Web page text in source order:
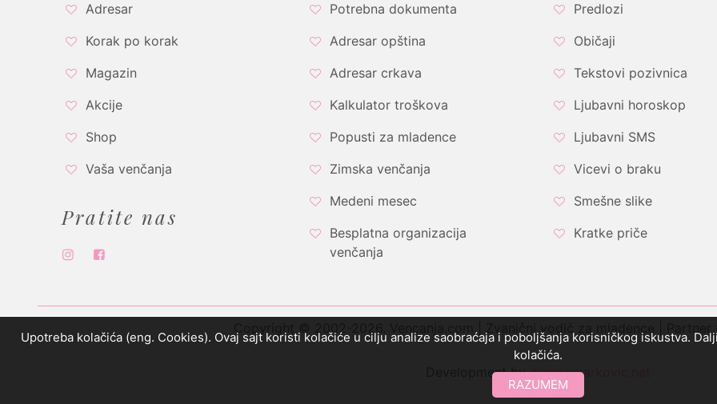
Adresar
Korak po korak
Magazin
Akcije
Shop
Vaša venčanja
Pratite nas
Potrebna dokumenta
Adresar opština
Adresar crkava
Kalkulator troškova
Popusti za mladence
Zimska venčanja
Medeni mesec
Besplatna organizacija
venčanja
Predlozi
Običaji
Tekstovi pozivnica
Ljubavni horoskop
Ljubavni SMS
Vicevi o braku
Smešne slike
Kratke priče
Copyright © 2002-2026. Vencanja.com | Zvanični vodič za mladence |
Development bydraganmarkovic.net
Upotreba kolačića (eng. Cookies). Ovaj sajt koristi kolačiće u cilju analize saobraćaja i poboljšanja korisničkog iskustva.
kolačića.
RAZUMEM